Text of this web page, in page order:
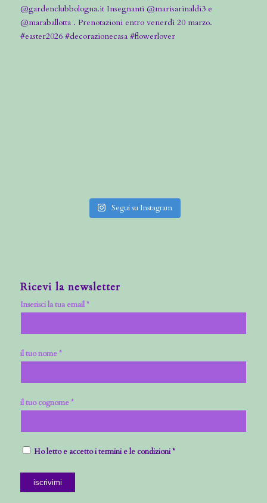
Segui su Instagram
Ricevi la newsletter
Inserisci la tua email *
il tuo nome *
il tuo cognome *
Ho letto e accetto i termini e le condizioni *